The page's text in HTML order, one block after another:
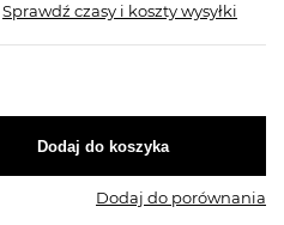
Sprawdź czasy i koszty wysyłki
Dodaj do koszyka
Dodaj do porównania